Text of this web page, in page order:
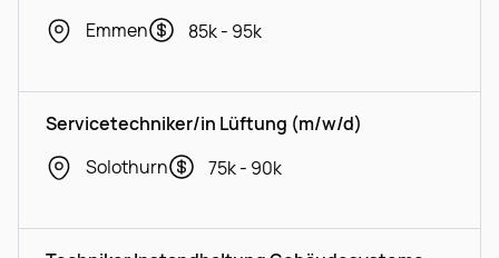
Emmen
85k - 95k
Servicetechniker/in Lüftung (m/w/d)
Solothurn
75k - 90k